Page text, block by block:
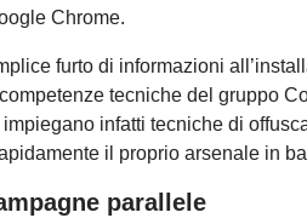
Chrome.
furto di informazioni
tecniche del gruppo
infatti tecniche di
il proprio arsenale in
parallele